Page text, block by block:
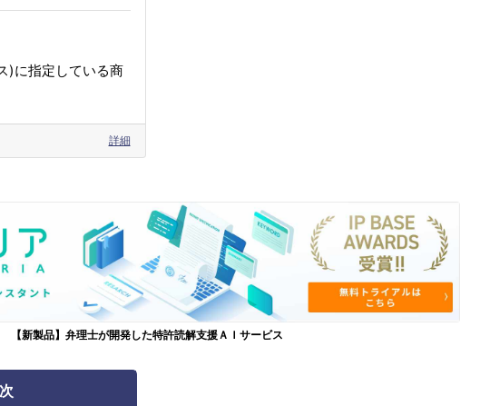
)に指定している商
詳細
【新製品】弁理士が開発した特許読解支援ＡＩサービス